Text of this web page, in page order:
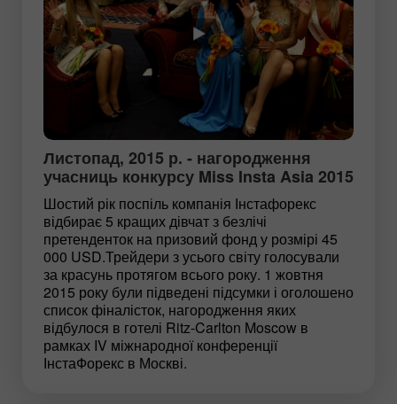
Листопад, 2015 р. - нагородження
учасниць конкурсу Miss Insta Asia 2015
Шостий рік поспіль компанія Інстафорекс
відбирає 5 кращих дівчат з безлічі
претенденток на призовий фонд у розмірі 45
000 USD.Трейдери з усього світу голосували
за красунь протягом всього року. 1 жовтня
2015 року були підведені підсумки і оголошено
список фіналісток, нагородження яких
відбулося в готелі Ritz-Carlton Moscow в
рамках IV міжнародної конференції
ІнстаФорекс в Москві.